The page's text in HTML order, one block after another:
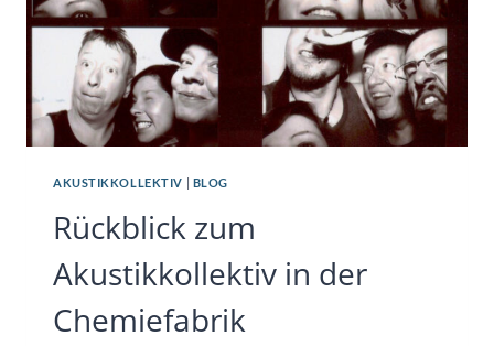
AKUSTIKKOLLEKTIV BLOG
Rückblick zum
Akustikkollektiv in der
Chemiefabrik